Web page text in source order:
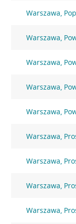
Warszawa,
Warszawa,
Warszawa,
Warszawa,
Warszawa,
Warszawa,
Warszawa,
Warszawa,
Warszawa,